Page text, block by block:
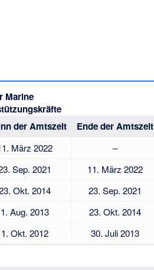
Marine
der Amtszeit Ende der Amtszeit
März 2022
–
Sep. 2021
11. März 2022
Okt. 2014
23. Sep. 2021
1. Aug. 2013
23. Okt. 2014
1. Okt. 2012 30. Juli 2013